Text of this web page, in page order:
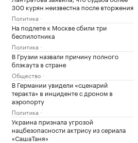
300 курян неизвестна после вторжения
Политика
На подлете к Москве сбили три
беспилотника
Политика
В Грузии назвали причину полного
блэкаута в стране
Общество
В Германии увидели «сценарий
теракта» в инциденте с дроном в
аэропорту
Политика
Украина признала угрозой
нацбезопасности актрису из сериала
«СашаТаня»